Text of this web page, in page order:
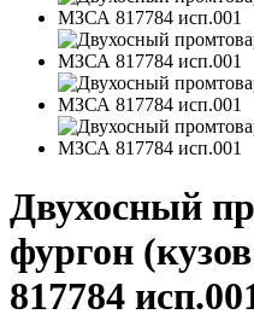
Двухосный
фургон
817784